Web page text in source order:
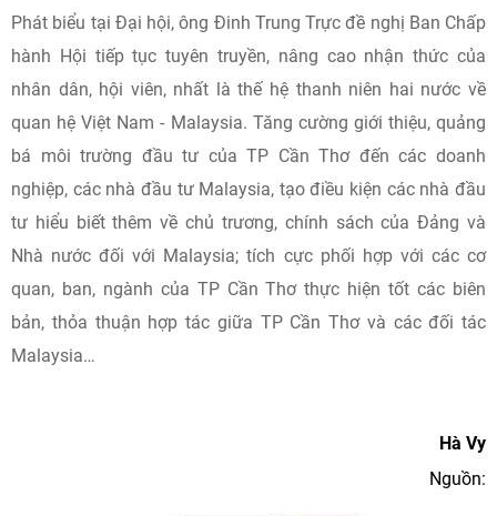
Phát biểu tại Đại hội, ông Đinh Trung Trực đề nghị Ban Chấp
hành Hội tiếp tục tuyên truyền, nâng cao nhận thức của
nhân dân, hội viên, nhất là thế hệ thanh niên hai nước về
quan hệ Việt Nam - Malaysia. Tăng cường giới thiệu, quảng
bá môi trường đầu tư của TP Cần Thơ đến các doanh
nghiệp, các nhà đầu tư Malaysia, tạo điều kiện các nhà đầu
tư hiểu biết thêm về chủ trương, chính sách của Đảng và
Nhà nước đối với Malaysia; tích cực phối hợp với các cơ
quan, ban, ngành của TP Cần Thơ thực hiện tốt các biên
bản, thỏa thuận hợp tác giữa TP Cần Thơ và các đối tác
Malaysia…
Hà Vy
Nguồn: